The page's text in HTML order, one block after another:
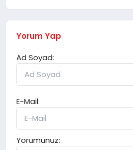
Yorum Yap
Ad Soyad:
E-Mail:
Yorumunuz: